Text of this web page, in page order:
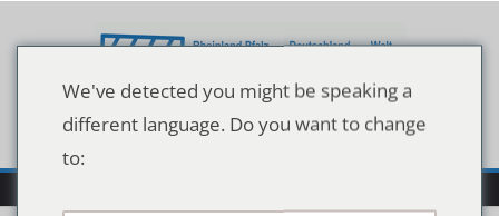
Inhalt
We've detected you might be speaking a
different language. Do you want to change
to: